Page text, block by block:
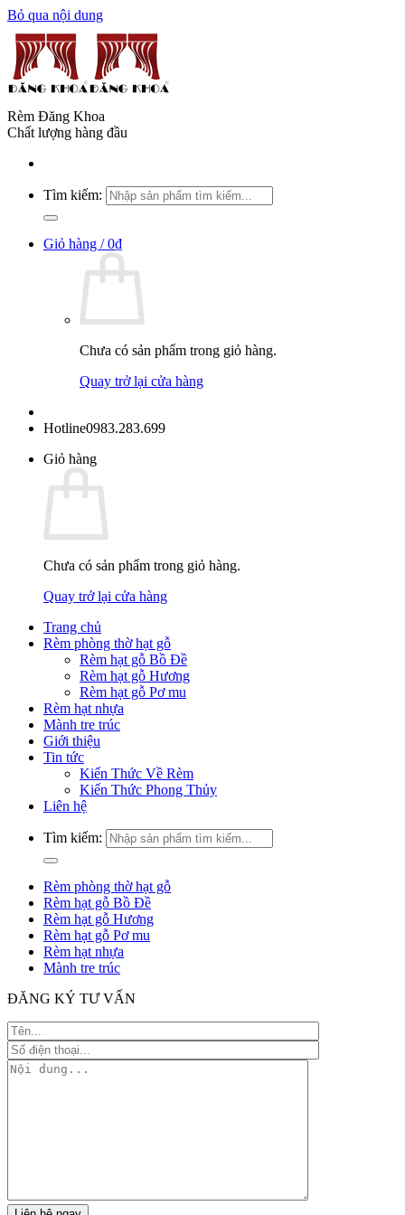
Bỏ qua nội dung
Rèm Đăng Khoa
Chất lượng hàng đầu
Tìm kiếm:
Giỏ hàng /0₫
Chưa có sản phẩm trong giỏ hàng.
Quay trở lại cửa hàng
Hotline0983.283.699
Giỏ hàng
Chưa có sản phẩm trong giỏ hàng.
Quay trở lại cửa hàng
Trang chủ
Rèm phòng thờ hạt gỗ
Rèm hạt gỗ Bồ Đề
Rèm hạt gỗ Hương
Rèm hạt gỗ Pơ mu
Rèm hạt nhựa
Mành tre trúc
Giới thiệu
Tin tức
Kiến Thức Về Rèm
Kiến Thức Phong Thủy
Liên hệ
Tìm kiếm:
Rèm phòng thờ hạt gỗ
Rèm hạt gỗ Bồ Đề
Rèm hạt gỗ Hương
Rèm hạt gỗ Pơ mu
Rèm hạt nhựa
Mành tre trúc
ĐĂNG KÝ TƯ VẤN